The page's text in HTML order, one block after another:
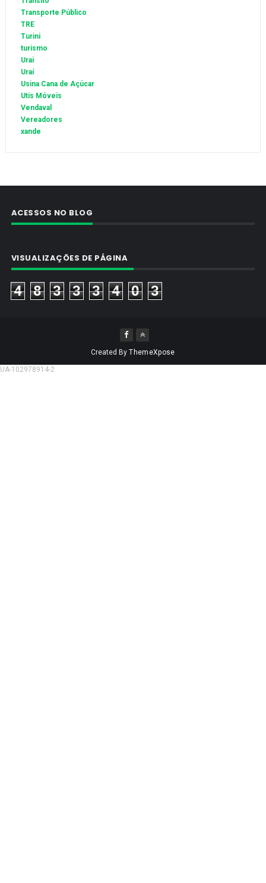
Transporte Público
TRE
Turini
turismo
Urai
Uraí
Usina Cana de Açúcar
Utis Móveis
Vendaval
Vereadores
xande
ACESSOS NO BLOG
VISUALIZAÇÕES DE PÁGINA
4 8 3 3 3 4 0 3
Created ByThemeXpose
UA-102978914-2